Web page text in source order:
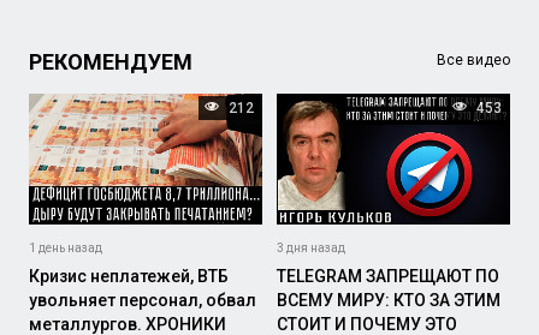
РЕКОМЕНДУЕМ Все видео
212
1 день назад
Кризис неплатежей, ВТБ
увольняет персонал, обвал
металлургов. ХРОНИКИ
453
3 дня назад
TELEGRAM ЗАПРЕЩАЮТ ПО
ВСЕМУ МИРУ: КТО ЗА ЭТИМ
СТОИТ И ПОЧЕМУ ЭТО